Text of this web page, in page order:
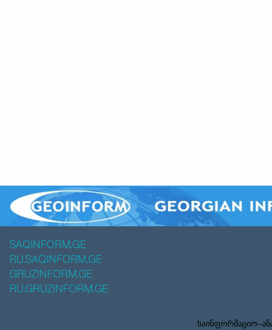
SAQINFORM.GE
RU.SAQINFORM.GE
GRUZINFORM.GE
RU.GRUZINFORM.GE